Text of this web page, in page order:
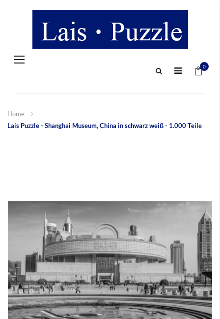
Navigation
0
Home
Lais Puzzle - Shanghai Museum, China in schwarz weiß - 1.000 Teile